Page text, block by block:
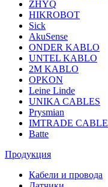
ZHYQ
HIKROBOT
Sick
AkuSense
ONDER KABLO
UNTEL KABLO
2M KABLO
OPKON
Leine Linde
UNIKA CABLES
Prysmian
IMTRADE CABLE
Batte
Продукция
Кабели и провода